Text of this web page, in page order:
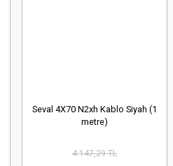
Seval 4X70 N2xh Kablo Siyah (1
metre)
4.147,29 TL